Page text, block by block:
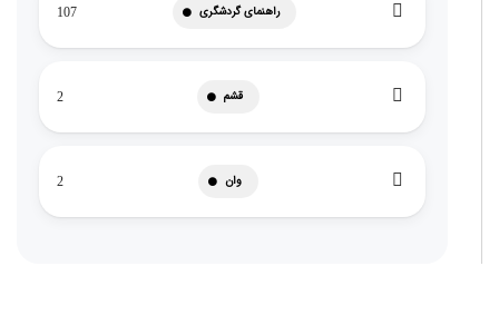
راهنمای گردشگری 107
قشم 2
وان 2